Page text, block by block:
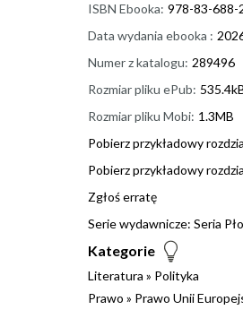
ISBN Ebooka: 978-83-688-
Data wydania ebooka :
Numer z katalogu: 289496
Rozmiar pliku ePub:
Rozmiar pliku Mobi: 1.3MB
Pobierz przykładowy
Pobierz przykładowy
Zgłoś erratę
Serie wydawnicze: Seria
Kategorie
Literatura » Polityka
Prawo » Prawo Unii